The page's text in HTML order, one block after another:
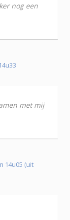
nog een
met mij
14u05 (uit